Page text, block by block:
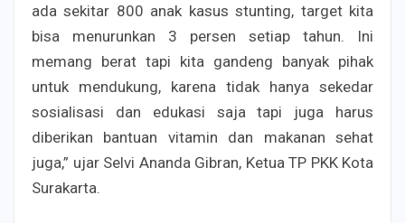
ada sekitar 800 anak kasus stunting, target kita
bisa menurunkan 3 persen setiap tahun. Ini
memang berat tapi kita gandeng banyak pihak
untuk mendukung, karena tidak hanya sekedar
sosialisasi dan edukasi saja tapi juga harus
diberikan bantuan vitamin dan makanan sehat
juga,” ujar Selvi Ananda Gibran, Ketua TP PKK Kota
Surakarta.